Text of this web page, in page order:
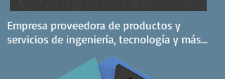
Empresa proveedora de productos y
servicios de ingeniería, tecnología y más...